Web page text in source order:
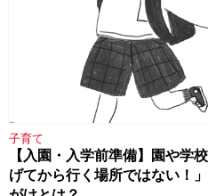
子育て
【入園・入学前準備】園や学
げてから行く場所ではない！